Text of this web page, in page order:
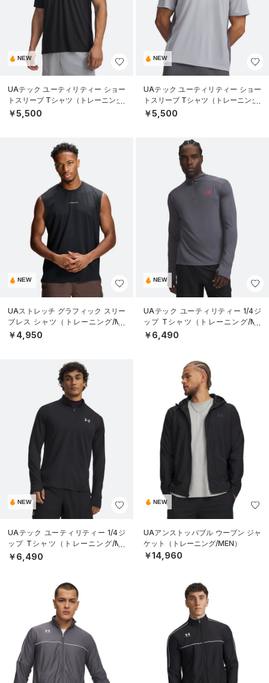
NEW
UAテック ユーティリティー ショー
トスリーブ Tシャツ（トレーニング/
MEN）
￥5,500
NEW
UAテック ユーティリティー ショー
トスリーブ Tシャツ（トレーニング/
MEN）
￥5,500
NEW
UAストレッチ グラフィック スリー
ブレス シャツ（トレーニング/ME
N）
￥4,950
NEW
UAテック ユーティリティー 1/4ジ
ップ Tシャツ（トレーニング/ME
N）
￥6,490
NEW
UAテック ユーティリティー 1/4ジ
ップ Tシャツ（トレーニング/ME
N）
￥6,490
NEW
UAアンストッパブル ウーブン ジャ
ケット（トレーニング/MEN）
￥14,960